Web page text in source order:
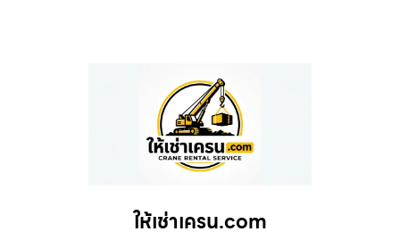
ให้เช่าเครน.com